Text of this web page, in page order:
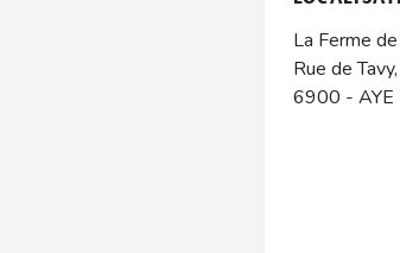
La Ferme
Rue de
6900 - AYE